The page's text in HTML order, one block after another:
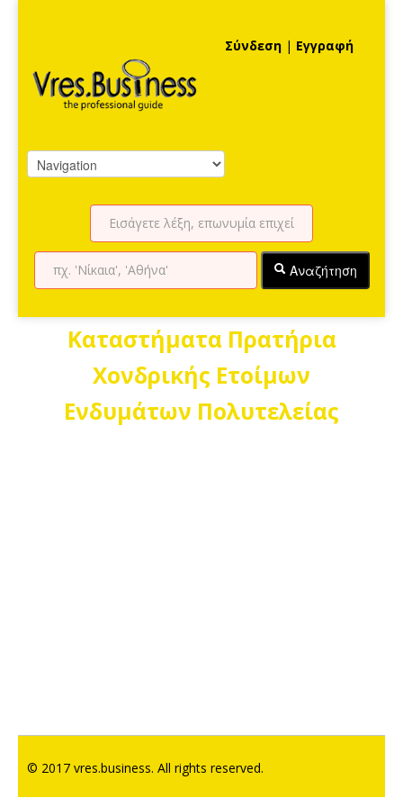
Σύνδεση | Εγγραφή
Αναζήτηση
Καταστήματα Πρατήρια
Χονδρικής Ετοίμων
Ενδυμάτων Πολυτελείας
© 2017 vres.business. All rights reserved.